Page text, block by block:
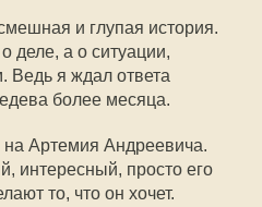
и глупая история.
деле, а о ситуации,
Ведь я ждал ответа
более месяца.
на Артемия Андреевича.
интересный, просто его
то, что он хочет.